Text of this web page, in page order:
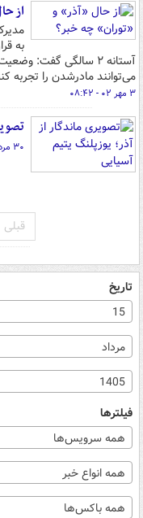
از
به
آستانه ۲ سالگی
می‌توانند مادرشدن را تجربه
۳ مهر ۰۲ - ۰۸:۴۲
۳۰ مرداد ۰۲ - ۱۴:۲۷
قبلی
تاریخ
15
مرداد
1405
فیلترها
همه سرویس‌ها
همه انواع خبر
همه باکس‌ها